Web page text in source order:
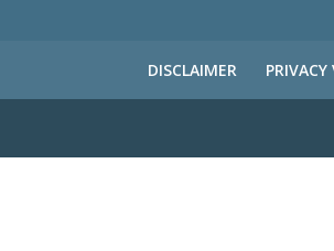
DISCLAIMER PRIVACY